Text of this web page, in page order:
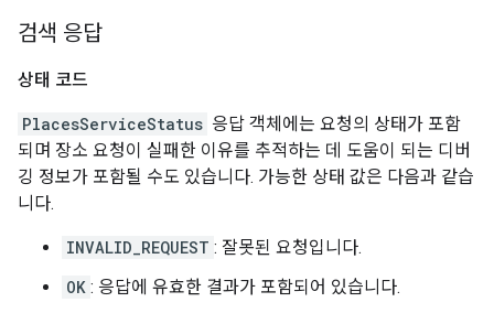
검색 응답
상태 코드
PlacesServiceStatus 응답 객체에는 요청의 상태가 포함
되며 장소 요청이 실패한 이유를 추적하는 데 도움이 되는 디버
깅 정보가 포함될 수도 있습니다. 가능한 상태 값은 다음과 같습
니다.
INVALID_REQUEST : 잘못된 요청입니다.
OK : 응답에 유효한 결과가 포함되어 있습니다.